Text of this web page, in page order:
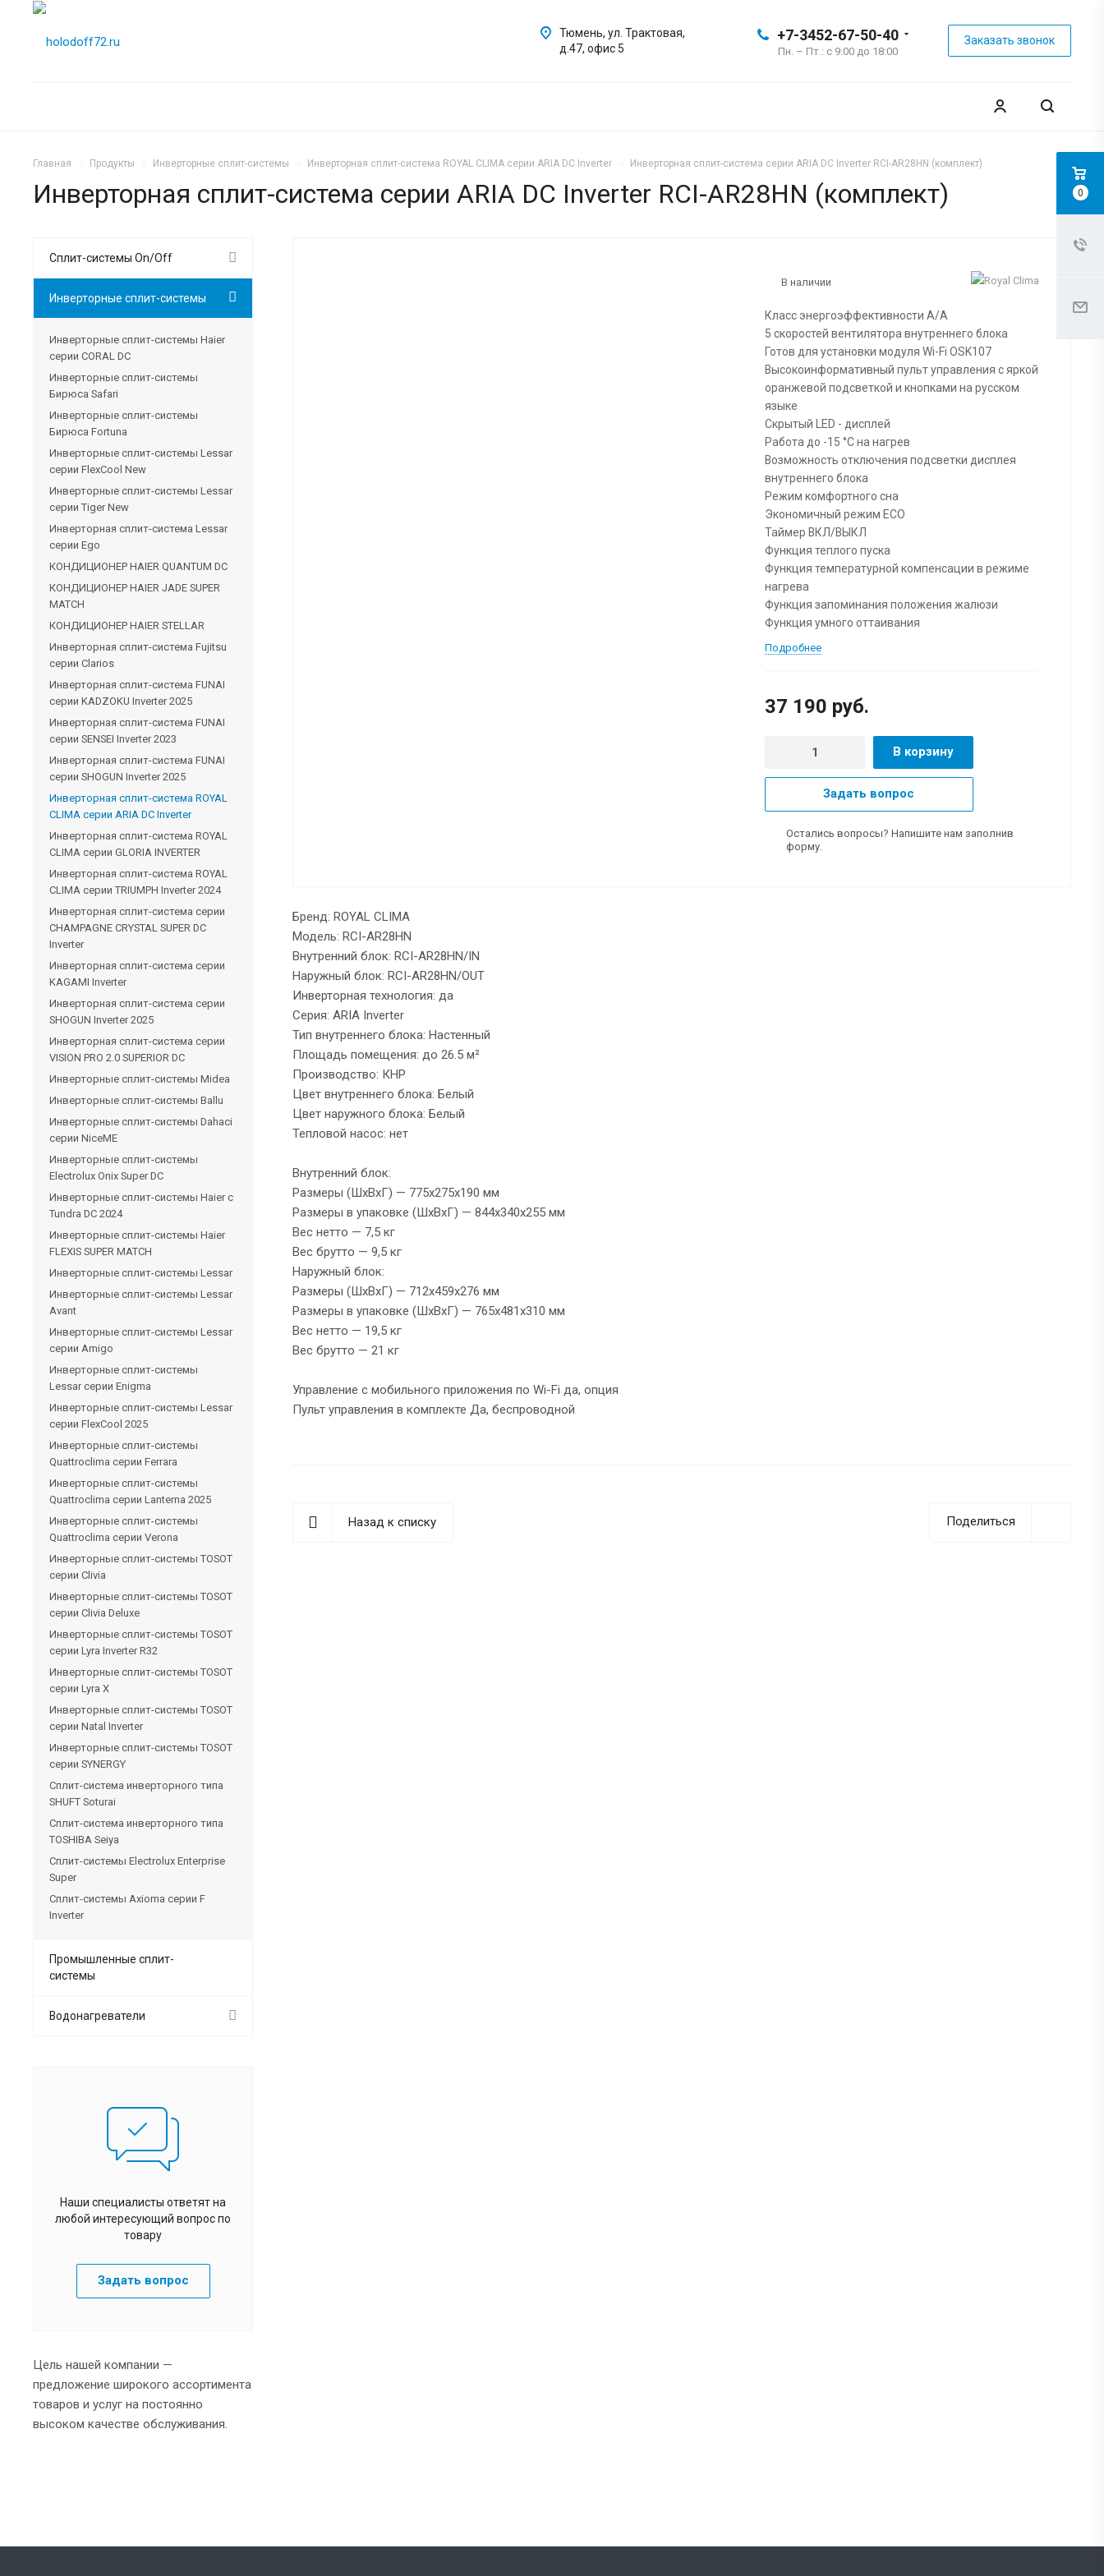
+7-3452-67-50-40
Пн. – Пт.: с 9:00 до 18:00
Заказать звонок
Тюмень, ул. Трактовая,
д.47, офис 5
Главная Продукты Инверторные сплит-системы Инверторная сплит-система ROYAL CLIMA серии ARIA DC Inverter Инверторная сплит-система серии ARIA DC Inverter RCI-AR28HN (комплект)
Инверторная сплит-система серии ARIA DC Inverter RCI-AR28HN (комплект)
В наличии
Класс энергоэффективности А/А
5 скоростей вентилятора внутреннего блока
Готов для установки модуля Wi-Fi OSK107
Высокоинформативный пульт управления с яркой
оранжевой подсветкой и кнопками на русском
языке
Скрытый LED - дисплей
Работа до -15 °C на нагрев
Возможность отключения подсветки дисплея
внутреннего блока
Режим комфортного сна
Экономичный режим ECO
Таймер ВКЛ/ВЫКЛ
Функция теплого пуска
Функция температурной компенсации в режиме
нагрева
Функция запоминания положения жалюзи
Функция умного оттаивания
Подробнее
37 190 руб.
В корзину
Задать вопрос
Остались вопросы? Напишите нам заполнив
форму.
Бренд: ROYAL CLIMA
Модель: RCI-AR28HN
Внутренний блок: RCI-AR28HN/IN
Наружный блок: RCI-AR28HN/OUT
Инверторная технология: да
Серия: ARIA Inverter
Тип внутреннего блока: Настенный
Площадь помещения: до 26.5 м²
Производство: КНР
Цвет внутреннего блока: Белый
Цвет наружного блока: Белый
Тепловой насос: нет
Внутренний блок:
Размеры (ШxВxГ) — 775x275x190 мм
Размеры в упаковке (ШxВxГ) — 844x340x255 мм
Вес нетто — 7,5 кг
Вес брутто — 9,5 кг
Наружный блок:
Размеры (ШxВxГ) — 712x459x276 мм
Размеры в упаковке (ШxВxГ) — 765x481x310 мм
Вес нетто — 19,5 кг
Вес брутто — 21 кг
Управление c мобильного приложения по Wi-Fi да, опция
Пульт управления в комплекте Да, беспроводной
Поделиться
Назад к списку
Сплит-системы On/Off
Инверторные сплит-системы
Инверторные сплит-системы Haier
серии CORAL DC
Инверторные сплит-системы
Бирюса Safari
Инверторные сплит-системы
Бирюса Fortuna
Инверторные сплит-системы Lessar
серии FlexCool New
Инверторные сплит-системы Lessar
серии Tiger New
Инверторная сплит-система Lessar
серии Ego
КОНДИЦИОНЕР HAIER QUANTUM DC
КОНДИЦИОНЕР HAIER JADE SUPER
MATCH
КОНДИЦИОНЕР HAIER STELLAR
Инверторная сплит-система Fujitsu
серии Clarios
Инверторная сплит-система FUNAI
серии KADZOKU Inverter 2025
Инверторная сплит-система FUNAI
серии SENSEI Inverter 2023
Инверторная сплит-система FUNAI
серии SHOGUN Inverter 2025
Инверторная сплит-система ROYAL
CLIMA серии ARIA DC Inverter
Инверторная сплит-система ROYAL
CLIMA серии GLORIA INVERTER
Инверторная сплит-система ROYAL
CLIMA серии TRIUMPH Inverter 2024
Инверторная сплит-система серии
CHAMPAGNE CRYSTAL SUPER DC
Inverter
Инверторная сплит-система серии
KAGAMI Inverter
Инверторная сплит-система серии
SHOGUN Inverter 2025
Инверторная сплит-система серии
VISION PRO 2.0 SUPERIOR DC
Инверторные сплит-системы Midea
Инверторные сплит-системы Ballu
Инверторные сплит-системы Dahaci
серии NiceME
Инверторные сплит-системы
Electrolux Onix Super DC
Инверторные сплит-системы Haier c
Tundra DC 2024
Инверторные сплит-системы Haier
FLEXIS SUPER MATCH
Инверторные сплит-системы Lessar
Инверторные сплит-системы Lessar
Avant
Инверторные сплит-системы Lessar
серии Amigo
Инверторные сплит-системы
Lessar серии Enigma
Инверторные сплит-системы Lessar
серии FlexCool 2025
Инверторные сплит-системы
Quattroclima серии Ferrara
Инверторные сплит-системы
Quattroclima серии Lanterna 2025
Инверторные сплит-системы
Quattroclima серии Verona
Инверторные сплит-системы TOSOT
серии Clivia
Инверторные сплит-системы TOSOT
серии Clivia Deluxe
Инверторные сплит-системы TOSOT
серии Lyra Inverter R32
Инверторные сплит-системы TOSOT
серии Lyra X
Инверторные сплит-системы TOSOT
серии Natal Inverter
Инверторные сплит-системы TOSOT
серии SYNERGY
Сплит-система инверторного типа
SHUFT Soturai
Сплит-система инверторного типа
TOSHIBA Seiya
Сплит-системы Electrolux Enterprise
Super
Сплит-системы Axioma серии F
Inverter
Промышленные сплит-
системы
Водонагреватели
Наши специалисты ответят на
любой интересующий вопрос по
товару
Задать вопрос
Цель нашей компании —
предложение широкого ассортимента
товаров и услуг на постоянно
высоком качестве обслуживания.
0